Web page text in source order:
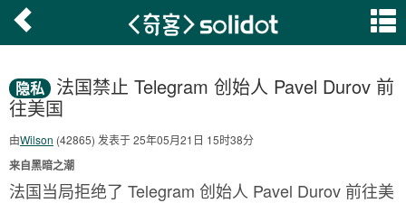
隐私
法国禁止 Telegram 创始人 Pavel Durov 前
往美国
由Wilson (42865) 发表于 25年05月21日 15时38分
来自黑暗之潮
法国当局拒绝了 Telegram 创始人 Pavel Durov 前往美